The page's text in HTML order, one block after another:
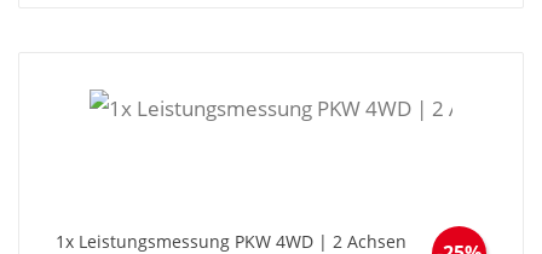
1x Leistungsmessung PKW 4WD | 2 Achsen